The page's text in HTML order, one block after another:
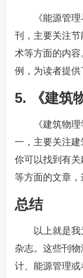
《能源管
刊，主要关注
术等方面的内
例，为读者提供
5. 《建筑
《建筑物
一，主要关注建
你可以找到有
等方面的文章，
总结
以上就是
杂志。这些刊
计、能源管理